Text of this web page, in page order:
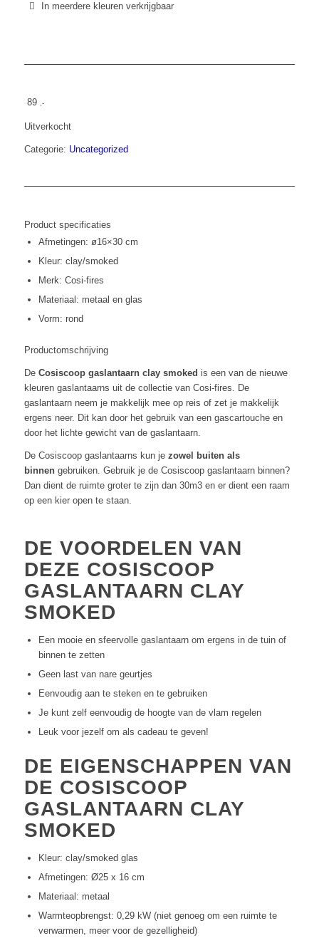
In meerdere kleuren verkrijgbaar
89 ,-
Uitverkocht
Categorie: Uncategorized
Product specificaties
Afmetingen: ø16×30 cm
Kleur: clay/smoked
Merk: Cosi-fires
Materiaal: metaal en glas
Vorm: rond
Productomschrijving
De Cosiscoop gaslantaarn clay smoked is een van de nieuwe
kleuren gaslantaarns uit de collectie van Cosi-fires. De
gaslantaarn neem je makkelijk mee op reis of zet je makkelijk
ergens neer. Dit kan door het gebruik van een gascartouche en
door het lichte gewicht van de gaslantaarn.
De Cosiscoop gaslantaarns kun je zowel buiten als
binnengebruiken. Gebruik je de Cosiscoop gaslantaarn binnen?
Dan dient de ruimte groter te zijn dan 30m3 en er dient een raam
op een kier open te staan.
DE VOORDELEN VAN
DEZE COSISCOOP
GASLANTAARN CLAY
SMOKED
Een mooie en sfeervolle gaslantaarn om ergens in de tuin of
binnen te zetten
Geen last van nare geurtjes
Eenvoudig aan te steken en te gebruiken
Je kunt zelf eenvoudig de hoogte van de vlam regelen
Leuk voor jezelf om als cadeau te geven!
DE EIGENSCHAPPEN VAN
DE COSISCOOP
GASLANTAARN CLAY
SMOKED
Kleur: clay/smoked glas
Afmetingen: Ø25 x 16 cm
Materiaal: metaal
Warmteopbrengst: 0,29 kW (niet genoeg om een ruimte te
verwarmen, meer voor de gezelligheid)